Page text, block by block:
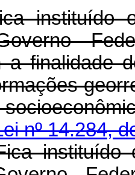
instituído
a finalidade
nº 14.284,
instituído